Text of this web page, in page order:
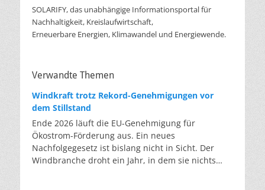
SOLARIFY, das unabhängige Informationsportal für
Nachhaltigkeit, Kreislaufwirtschaft,
Erneuerbare Energien, Klimawandel und Energiewende.
Verwandte Themen
Windkraft trotz Rekord-Genehmigungen vor
dem Stillstand
Ende 2026 läuft die EU-Genehmigung für
Ökostrom-Förderung aus. Ein neues
Nachfolgegesetz ist bislang nicht in Sicht. Der
Windbranche droht ein Jahr, in dem sie nichts